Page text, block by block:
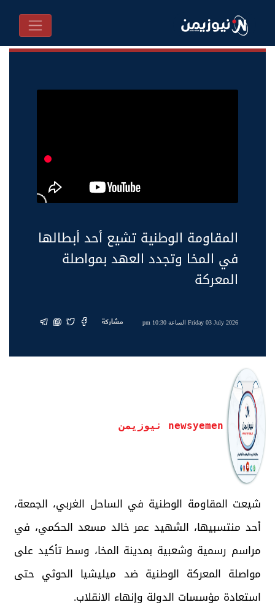
المقاومة الوطنية تشيع أحد أبطالها
في المخا وتجدد العهد بمواصلة
المعركة
Friday 03 July 2026 الساعة 10:30 pm مشاركة
newsyemen نيوزيمن
شيعت المقاومة الوطنية في الساحل الغربي، الجمعة،
أحد منتسبيها، الشهيد عمر خالد مسعد الحكمي، في
مراسم رسمية وشعبية بمدينة المخا، وسط تأكيد على
مواصلة المعركة الوطنية ضد ميليشيا الحوثي حتى
استعادة مؤسسات الدولة وإنهاء الانقلاب.